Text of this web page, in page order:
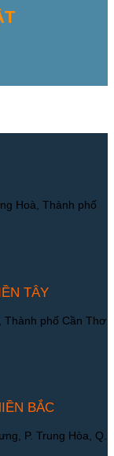
Hoà, Thành phố
TÂY
Thành phố Cần Thơ
BẮC
P. Trung Hòa, Q.